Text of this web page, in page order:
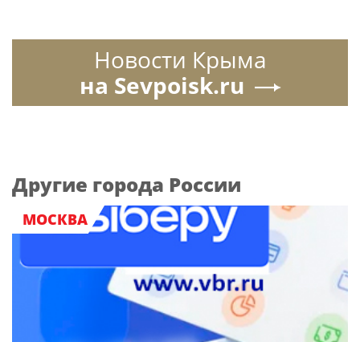
Новости Крыма
на Sevpoisk.ru
Другие города России
МОСКВА